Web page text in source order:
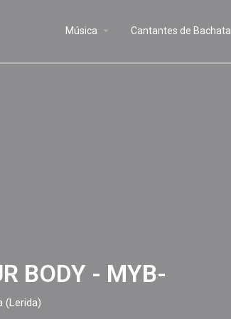
Música arrow_drop_down Cantantes de Bachata
BODY - MYB-
(Lerida)